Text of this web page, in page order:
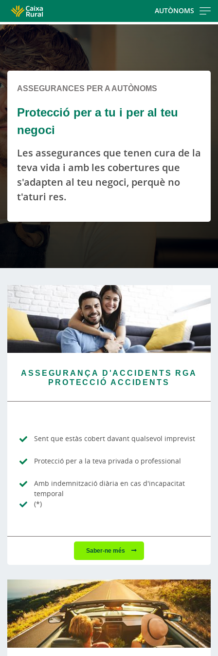
AUTÒNOMS
Cargando
contenido,
por
favor
ASSEGURANCES PER A AUTÒNOMS
Protecció per a tu i per al teu
negoci
Les assegurances que tenen cura de la
teva vida i amb les cobertures que
s'adapten al teu negoci, perquè no
t'aturi res.
ASSEGURANÇA D'ACCIDENTS RGA
PROTECCIÓ ACCIDENTS
Sent que estàs cobert davant qualsevol imprevist
Protecció per a la teva privada o professional
Amb indemnització diària en cas d'incapacitat
temporal
(*)
Saber-ne més